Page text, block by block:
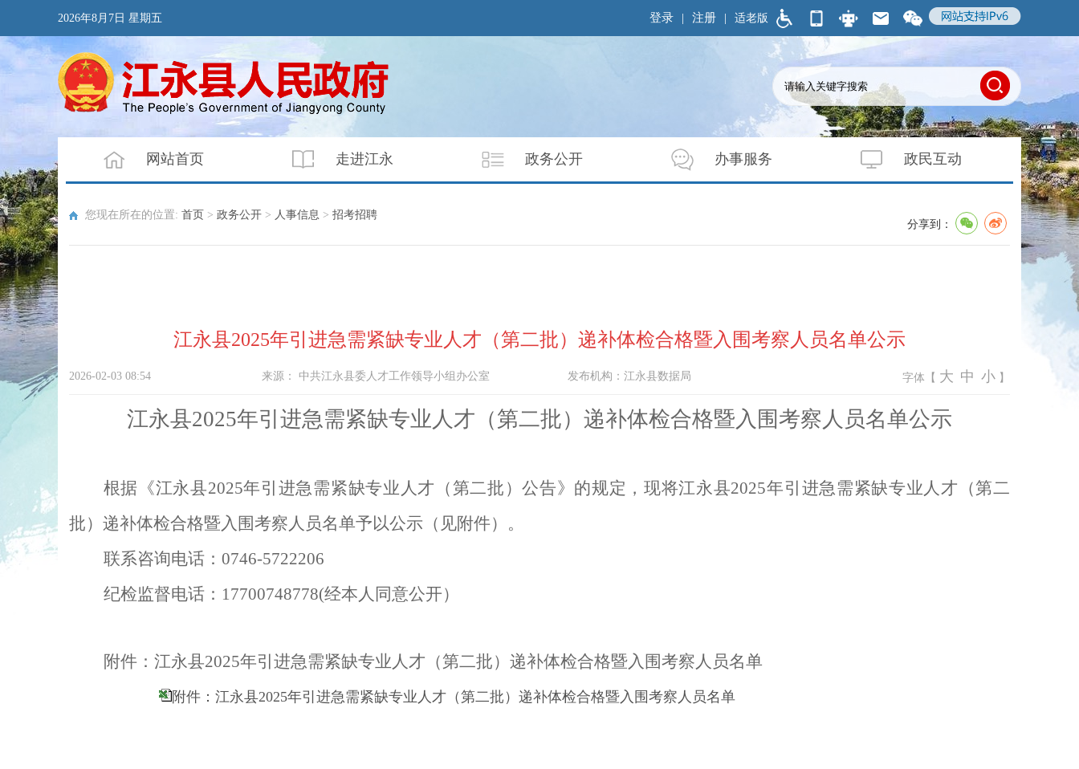
2026年8月7日 星期五 适老版
登录 | 注册 |
网站首页 走进江永 政务公开 办事服务 政民互动
您现在所在的位置: 首页 > 政务公开 > 人事信息 > 招考招聘
分享到：
江永县2025年引进急需紧缺专业人才（第二批）递补体检合格暨入围考察人员名单公示
2026-02-03 08:54 来源： 中共江永县委人才工作领导小组办公室 发布机构：江永县数据局 字体【 大 中 小 】
江永县2025年引进急需紧缺专业 人才 （第二批）递补体检合格暨入围考察人员名单公示
根据《江永县2025年引进急需紧缺专业人才（第二批）公告》的规定，现将江永县2025年引进急需紧缺专业人才（第二
批）递补体检合格暨入围考察人员名单予以公示（见附件）。
联系咨询电话： 0746-5722206
纪检监督电话： 17700748778(经本人同意公开）
附件：江永县2025年引进急需紧缺专业人才（第二批）递补体检合格暨入围考察人员名单
附件：江永县2025年引进急需紧缺专业人才（第二批）递补体检合格暨入围考察人员名单